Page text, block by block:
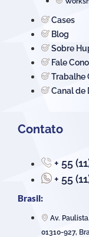
Cases
Blog
Sobre
Fale
Trabalhe
Canal de
Contato
+ 55
+ 55
Brasil:
Av.
01310-927,